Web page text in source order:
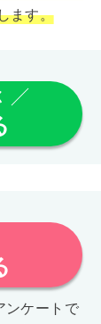
ます。
ンケートで